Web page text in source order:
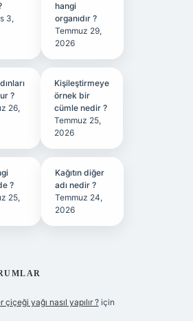
3,
hangi
organıdır ?
Temmuz 29,
2026
?
26,
Kişileştirmeye
örnek bir
cümle nedir ?
Temmuz 25,
2026
?
25,
Kağıtın diğer
adı nedir ?
Temmuz 24,
2026
çiçeği yağı nasıl yapılır ?için